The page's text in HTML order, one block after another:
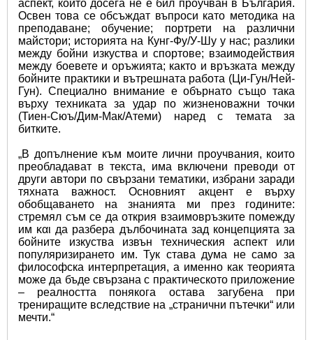
аспект, който досега не е бил проучван в България.
Освен това се обсъждат въпроси като методика на
преподаване; обучение; портрети на различни
майстори; историята на Кунг-Фу/У-Шу у нас; разлики
между бойни изкуства и спортове; взаимодействия
между боевете и оръжията; както и връзката между
бойните практики и вътрешната работа (Ци-Гун/Ней-
Гун). Специално внимание е обърнато също така
върху техниката за удар по жизненоважни точки
(Тиен-Сюъ/Дим-Мак/Атеми) наред с темата за
битките.
„В допълнение към моите лични проучвания, които
преобладават в текста, има включени преводи от
други автори по свързани тематики, избрани заради
тяхната важност. Основният акцент е върху
обобщаването на знанията ми през годините:
стремял съм се да открия взаимовръзките помежду
им και да разбера дълбочината зад концепцията за
бойните изкуства извън техническия аспект или
популяризирането им. Тук става дума не само за
философска интерпретация, а именно как теорията
може да бъде свързана с практическото приложение
– реалността понякога остава загубена при
трениращите вследствие на „странични пътечки“ или
мечти.“